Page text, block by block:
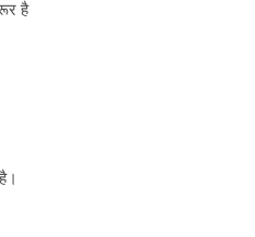
है